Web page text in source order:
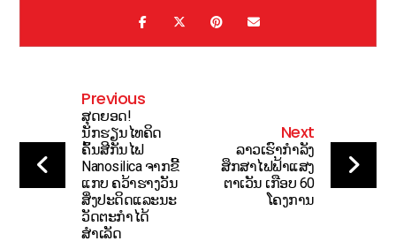
Previous
ສຸດຍອດ!
ນັກຮຽນໄທຄິດ
ຄົ້ນສີກັນໄຟ
Nanosilica ຈາກຂີ້
ແກບ ຄວ້າຮາງວັນ
ສິ່ງປະດິດແລະນະ
ວັດຕະກຳໄດ້
ສຳເລັດ
Next
ລາວເຮົາກຳລັງ
ສຶກສາໄຟຟ້າແສງ
ຕາເວັນ ເກືອບ 60
ໂຄງການ